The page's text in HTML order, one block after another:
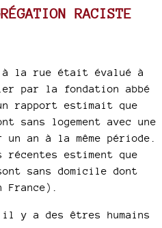
RACISTE
à la rue était évalué à
par la fondation abbé
rapport estimait que
sans logement avec une
un an à la même période.
récentes estiment que
sans domicile dont
France).
y a des êtres humains